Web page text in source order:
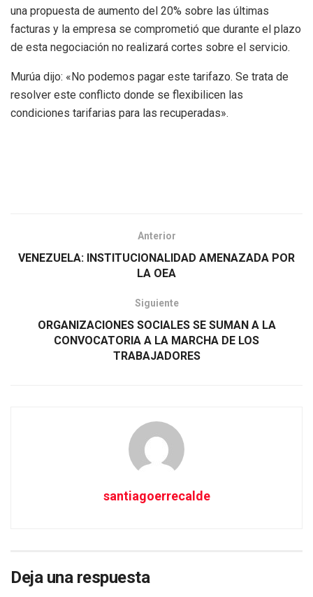
una propuesta de aumento del 20% sobre las últimas
facturas y la empresa se comprometió que durante el plazo
de esta negociación no realizará cortes sobre el servicio.
Murúa dijo: «No podemos pagar este tarifazo. Se trata de
resolver este conflicto donde se flexibilicen las
condiciones tarifarias para las recuperadas».
Anterior
VENEZUELA: INSTITUCIONALIDAD AMENAZADA POR
LA OEA
Siguiente
ORGANIZACIONES SOCIALES SE SUMAN A LA
CONVOCATORIA A LA MARCHA DE LOS
TRABAJADORES
santiagoerrecalde
Deja una respuesta